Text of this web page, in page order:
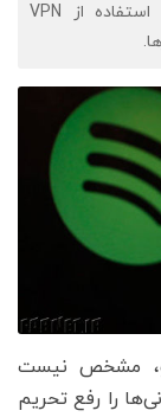
موسیقی اسپاتیفای (Spotify) بدون نیاز به استفاده از VPN
مشخص نیست
را رفع تحریم